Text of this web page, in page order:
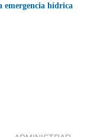
emergencia hídrica